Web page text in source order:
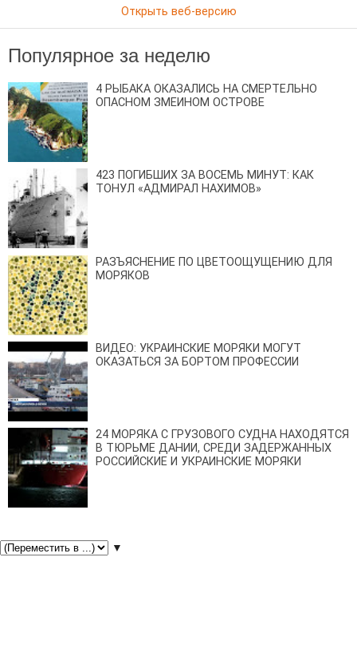
Открыть веб-версию
Популярное за неделю
4 РЫБАКА ОКАЗАЛИСЬ НА СМЕРТЕЛЬНО
ОПАСНОМ ЗМЕИНОМ ОСТРОВЕ
423 ПОГИБШИХ ЗА ВОСЕМЬ МИНУТ: КАК
ТОНУЛ «АДМИРАЛ НАХИМОВ»
РАЗЪЯСНЕНИЕ ПО ЦВЕТООЩУЩЕНИЮ ДЛЯ
МОРЯКОВ
ВИДЕО: УКРАИНСКИЕ МОРЯКИ МОГУТ
ОКАЗАТЬСЯ ЗА БОРТОМ ПРОФЕССИИ
24 МОРЯКА С ГРУЗОВОГО СУДНА НАХОДЯТСЯ
В ТЮРЬМЕ ДАНИИ, СРЕДИ ЗАДЕРЖАННЫХ
РОССИЙСКИЕ И УКРАИНСКИЕ МОРЯКИ
▼